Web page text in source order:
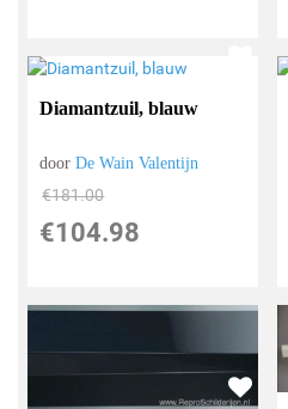
Diamantzuil, blauw
doorDe Wain Valentijn
€181.00
€104.98